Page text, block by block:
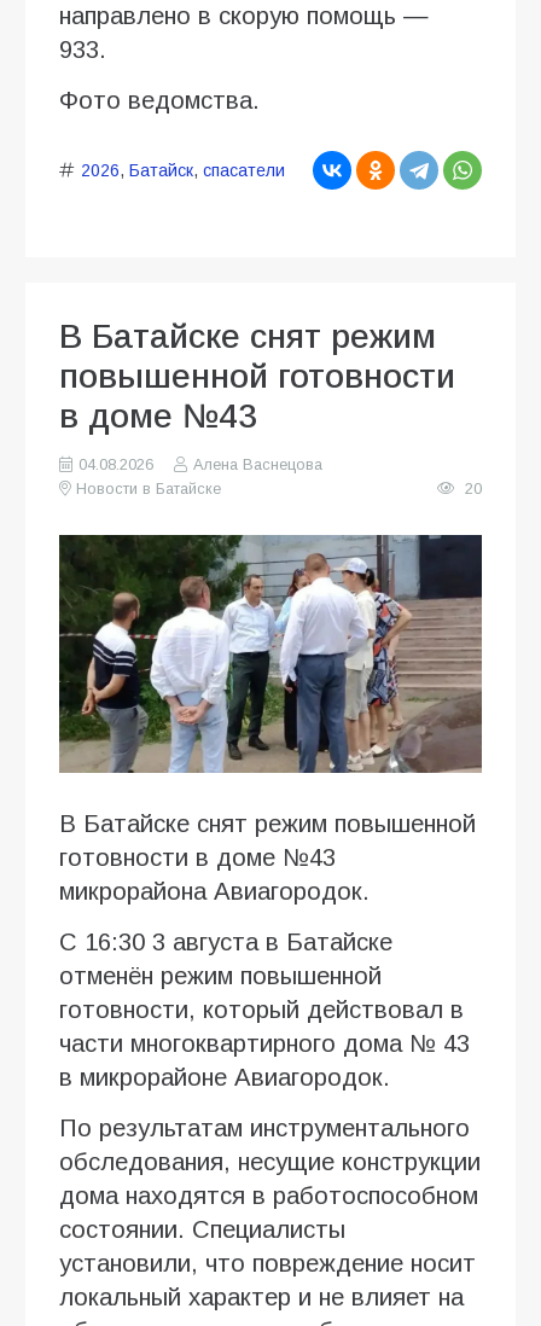
направлено в скорую помощь —
933.
Фото ведомства.
2026, Батайск, спасатели
В Батайске снят режим
повышенной готовности
в доме №43
04.08.2026
Алена Васнецова
Новости в Батайске
20
В Батайске снят режим повышенной
готовности в доме №43
микрорайона Авиагородок.
С 16:30 3 августа в Батайске
отменён режим повышенной
готовности, который действовал в
части многоквартирного дома № 43
в микрорайоне Авиагородок.
По результатам инструментального
обследования, несущие конструкции
дома находятся в работоспособном
состоянии. Специалисты
установили, что повреждение носит
локальный характер и не влияет на